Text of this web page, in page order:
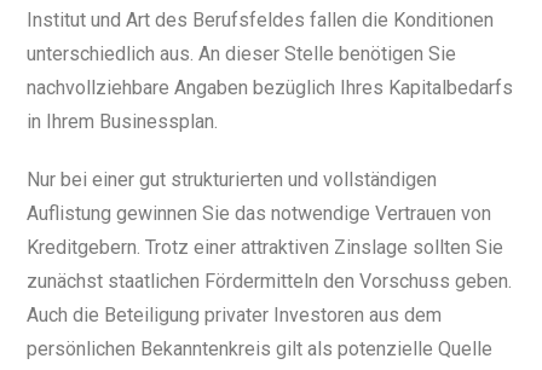
Institut und Art des Berufsfeldes fallen die Konditionen
unterschiedlich aus. An dieser Stelle benötigen Sie
nachvollziehbare Angaben bezüglich Ihres Kapitalbedarfs
in Ihrem Businessplan.
Nur bei einer gut strukturierten und vollständigen
Auflistung gewinnen Sie das notwendige Vertrauen von
Kreditgebern. Trotz einer attraktiven Zinslage sollten Sie
zunächst staatlichen Fördermitteln den Vorschuss geben.
Auch die Beteiligung privater Investoren aus dem
persönlichen Bekanntenkreis gilt als potenzielle Quelle